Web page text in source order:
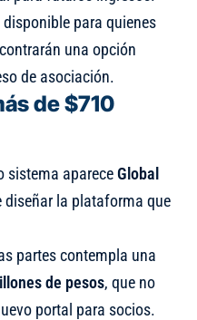
para quienes
una opción
de asociación.
de $710
sistema apareceGlobal
diseñar la plataforma que
partes contempla una
de pesos, que no
portal para socios.